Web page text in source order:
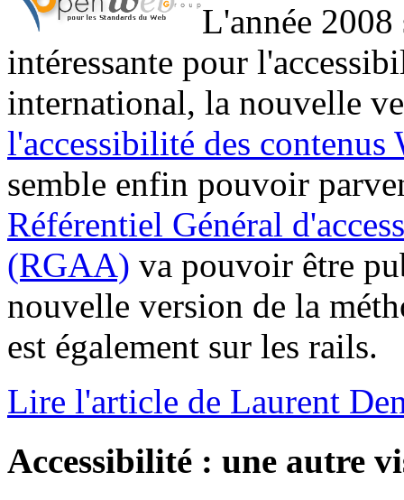
L'année 2008
intéressante pour
international, la nouvelle
l'accessibilité des
semble enfin pouvoir
Référentiel Général
(RGAA) va pouvoir être
nouvelle version de la
est également sur les rails.
Lire l'article de Laurent
Accessibilité : une autre